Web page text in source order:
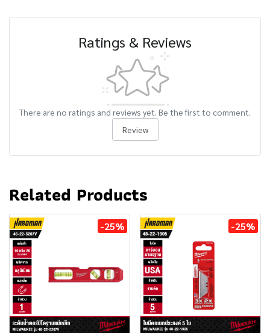
Ratings & Reviews
There are no ratings and reviews yet. Be the first to comment.
Review
Related Products
-25% -25%